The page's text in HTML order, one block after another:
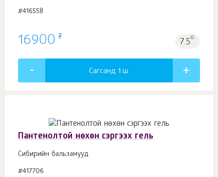
#416558
16900 ₮ 7.5о.
Сагсанд 1 ш.
Пантенолтой нөхөн сэргээх гель
Сибирийн бальзамууд
#417706